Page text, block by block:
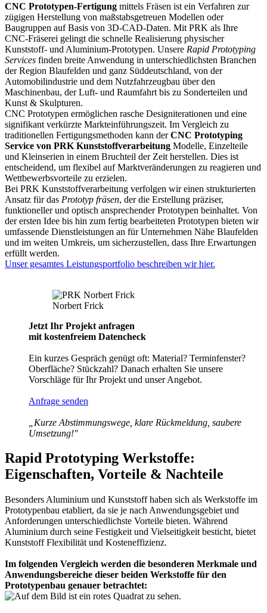
CNC Prototypen-Fertigung mittels Fräsen ist ein Verfahren zur
zügigen Herstellung von maßstabsgetreuen Modellen oder
Baugruppen auf Basis von 3D-CAD-Daten. Mit PRK als Ihre
CNC-Fräserei gelingt die schnelle Realisierung physischer
Kunststoff- und Aluminium-Prototypen. Unsere Rapid Prototyping
Services finden breite Anwendung in unterschiedlichsten Branchen
der Region Blaufelden und ganz Süddeutschland, von der
Automobilindustrie und dem Nutzfahrzeugbau über den
Maschinenbau, der Luft- und Raumfahrt bis zu Sonderteilen und
Kunst & Skulpturen.
CNC Prototypen ermöglichen rasche Designiterationen und eine
signifikant verkürzte Markteinführungszeit. Im Vergleich zu
traditionellen Fertigungsmethoden kann derCNC Prototyping
Service von PRK Kunststoffverarbeitung Modelle, Einzelteile
und Kleinserien in einem Bruchteil der Zeit herstellen. Dies ist
entscheidend, um flexibel auf Marktveränderungen zu reagieren und
Wettbewerbsvorteile zu erzielen.
Bei PRK Kunststoffverarbeitung verfolgen wir einen strukturierten
Ansatz für das Prototyp fräsen, der die Erstellung präziser,
funktioneller und optisch ansprechender Prototypen beinhaltet. Von
der ersten Idee bis hin zum fertig bearbeiteten Prototypen bieten wir
umfassende Dienstleistungen an für Unternehmen Nähe Blaufelden
und im weiten Umkreis, um sicherzustellen, dass Ihre Erwartungen
erfüllt werden.
Unser gesamtes Leistungsportfolio beschreiben wir hier.
Norbert Frick
Jetzt Ihr Projekt anfragen
mit kostenfreiem Datencheck
Ein kurzes Gespräch genügt oft: Material? Terminfenster?
Oberfläche? Stückzahl? Danach erhalten Sie unsere
Vorschläge für Ihr Projekt und unser Angebot.
Anfrage senden
„Kurze Abstimmungswege, klare Rückmeldung, saubere
Umsetzung!"
Rapid Prototyping Werkstoffe:
Eigenschaften, Vorteile & Nachteile
Besonders Aluminium und Kunststoff haben sich als Werkstoffe im
Prototypenbau etabliert, da sie je nach Anwendungsgebiet und
Anforderungen unterschiedlichste Vorteile bieten. Während
Aluminium durch seine Festigkeit und Vielseitigkeit besticht, bietet
Kunststoff Flexibilität und Kosteneffizienz.
Im folgenden Vergleich werden die besonderen Merkmale und
Anwendungsbereiche dieser beiden Werkstoffe für den
Prototypenbau genauer betrachtet: